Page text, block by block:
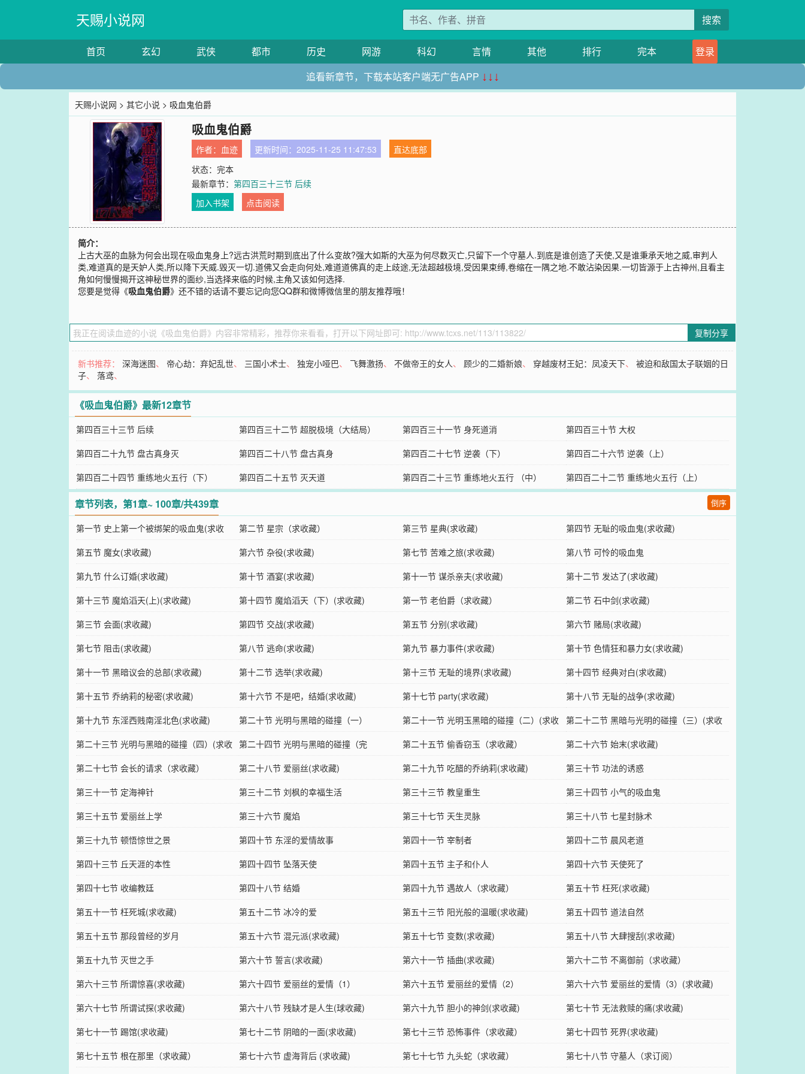
天赐小说网 搜索
首页 玄幻 武侠 都市 历史 网游 科幻 言情 其他 排行 完本
登录
追看新章节，下载本站客户端无广告APP ↓↓↓
天赐小说网 >其它小说 > 吸血鬼伯爵
吸血鬼伯爵
作者： 血迹 更新时间：2025-11-25 11:47:53
直达底部
状态：完本
最新章节：第四百三十三节 后续
加入书架
点击阅读
简介：
上古大巫的血脉为何会出现在吸血鬼身上?远古洪荒时期到底出了什么变故?强大如斯的大巫为何尽数灭亡,只留下一个守墓人.到底是谁创造了天使,又是谁秉承天地之威,审判人
类,难道真的是天妒人类,所以降下天威.毁灭一切.道佛又会走向何处,难道道佛真的走上歧途,无法超越极境,受因果束缚,卷缩在一隅之地.不敢沾染因果.一切皆源于上古神州,且看主
角如何慢慢揭开这神秘世界的面纱,当选择来临的时候,主角又该如何选择.
您要是觉得《吸血鬼伯爵》还不错的话请不要忘记向您QQ群和微博微信里的朋友推荐哦！
复制分享
新书推荐：深海迷图、 帝心劫：弃妃乱世、 三国小术士、独宠小哑巴、 飞舞激扬、不做帝王的女人、 顾少的二婚新娘、 穿越废材王妃：凤凌天下、被迫和敌国太子联姻的日
子、落鸢、
《吸血鬼伯爵》最新12章节
第四百三十三节 后续 第四百三十二节 超脱极境（大结局） 第四百三十一节 身死道消
第四百三十节 大权
第四百二十九节 盘古真身灭
第四百二十八节 盘古真身 第四百二十七节 逆袭（下）
第四百二十六节 逆袭（上）
第四百二十四节 重练地火五行（下）
第四百二十五节 灭天道 第四百二十三节 重练地火五行 （中） 第四百二十二节 重练地火五行（上）
章节列表，第1章~ 100章/共439章 倒序
第一节 史上第一个被绑架的吸血鬼(求收
藏）
第二节 星宗（求收藏） 第三节 星典(求收藏)
第四节 无耻的吸血鬼(求收藏)
第五节 魔女(求收藏)
第六节 杂役(求收藏) 第七节 苦难之旅(求收藏)
第八节 可怜的吸血鬼
第九节 什么订婚(求收藏)
第十节 酒宴(求收藏) 第十一节 谋杀亲夫(求收藏)
第十二节 发达了(求收藏)
第十三节 魔焰滔天(上)(求收藏)
第十四节 魔焰滔天（下）(求收藏) 第一节 老伯爵（求收藏）
第二节 石中剑(求收藏)
第三节 会面(求收藏)
第四节 交战(求收藏) 第五节 分别(求收藏)
第六节 赌局(求收藏)
第七节 阻击(求收藏)
第八节 逃命(求收藏) 第九节 暴力事件(求收藏)
第十节 色情狂和暴力女(求收藏)
第十一节 黑暗议会的总部(求收藏)
第十二节 选举(求收藏) 第十三节 无耻的境界(求收藏)
第十四节 经典对白(求收藏)
第十五节 乔纳莉的秘密(求收藏)
第十六节 不是吧，结婚(求收藏) 第十七节 party(求收藏)
第十八节 无耻的战争(求收藏)
第十九节 东淫西贱南淫北色(求收藏)
第二十节 光明与黑暗的碰撞（一）
第二十一节 光明玉黑暗的碰撞（二）(求收
藏
第二十二节 黑暗与光明的碰撞（三）(求收
藏
第二十三节 光明与黑暗的碰撞（四）(求收
藏
第二十四节 光明与黑暗的碰撞（完 第二十五节 偷香窃玉（求收藏）
第二十六节 始末(求收藏)
第二十七节 会长的请求（求收藏）
第二十八节 爱丽丝(求收藏) 第二十九节 吃醋的乔纳莉(求收藏)
第三十节 功法的诱惑
第三十一节 定海神针
第三十二节 刘枫的幸福生活 第三十三节 教皇重生
第三十四节 小气的吸血鬼
第三十五节 爱丽丝上学
第三十六节 魔焰 第三十七节 天生灵脉
第三十八节 七星封脉术
第三十九节 顿悟惊世之景
第四十节 东淫的爱情故事 第四十一节 宰制者
第四十二节 晨风老道
第四十三节 丘天涯的本性
第四十四节 坠落天使 第四十五节 主子和仆人
第四十六节 天使死了
第四十七节 收编教廷
第四十八节 结婚 第四十九节 遇故人（求收藏）
第五十节 枉死(求收藏)
第五十一节 枉死城(求收藏)
第五十二节 冰冷的爱 第五十三节 阳光般的温暖(求收藏)
第五十四节 道法自然
第五十五节 那段曾经的岁月
第五十六节 混元派(求收藏) 第五十七节 变数(求收藏)
第五十八节 大肆搜刮(求收藏)
第五十九节 灭世之手
第六十节 誓言(求收藏) 第六十一节 插曲(求收藏)
第六十二节 不离御前（求收藏）
第六十三节 所谓惊喜(求收藏)
第六十四节 爱丽丝的爱情（1） 第六十五节 爱丽丝的爱情（2）
第六十六节 爱丽丝的爱情（3）(求收藏)
第六十七节 所谓试探(求收藏)
第六十八节 残缺才是人生(球收藏) 第六十九节 胆小的神剑(求收藏)
第七十节 无法救赎的痛(求收藏)
第七十一节 踢馆(求收藏)
第七十二节 阴暗的一面(求收藏) 第七十三节 恐怖事件（求收藏）
第七十四节 死界(求收藏)
第七十五节 根在那里（求收藏）
第七十六节 虚海背后 (求收藏) 第七十七节 九头蛇（求收藏）
第七十八节 守墓人（求订阅）